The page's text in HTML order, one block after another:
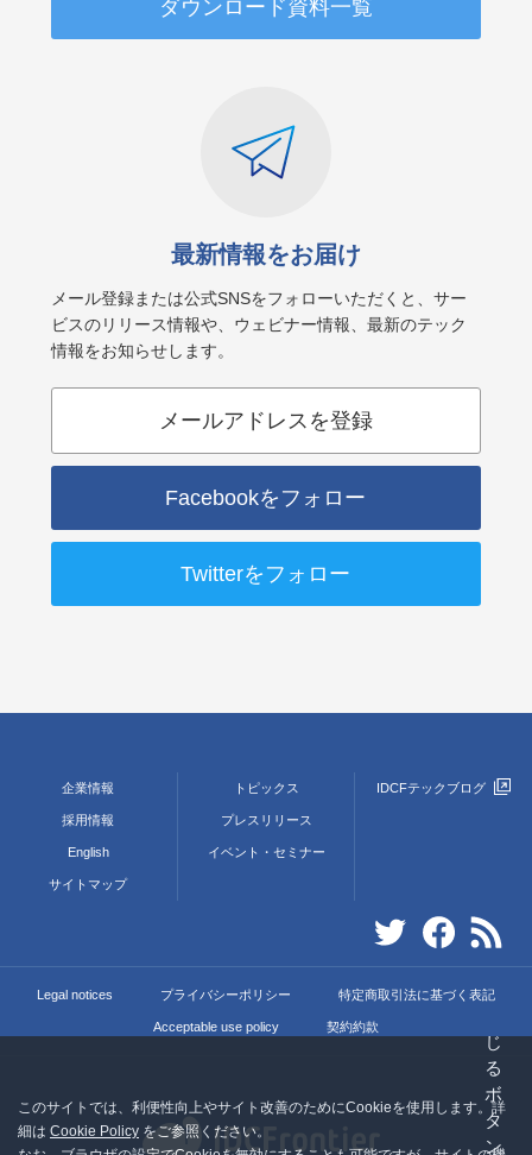
このサイトでは、利便性向上やサイト改善のためにCookieを使用します。詳
細は Cookie Policy をご参照ください。
ダウンロード資料一覧
最新情報をお届け
メール登録または公式SNSをフォローいただくと、サー
ビスのリリース情報や、ウェビナー情報、最新のテック
情報をお知らせします。
メールアドレスを登録
Facebookをフォロー
Twitterをフォロー
企業情報
採用情報
English
サイトマップ
トピックス
プレスリリース
イベント・セミナー
IDCFテックブログ
Legal notices プライバシーポリシー 特定商取引法に基づく表記
Acceptable use policy 契約約款